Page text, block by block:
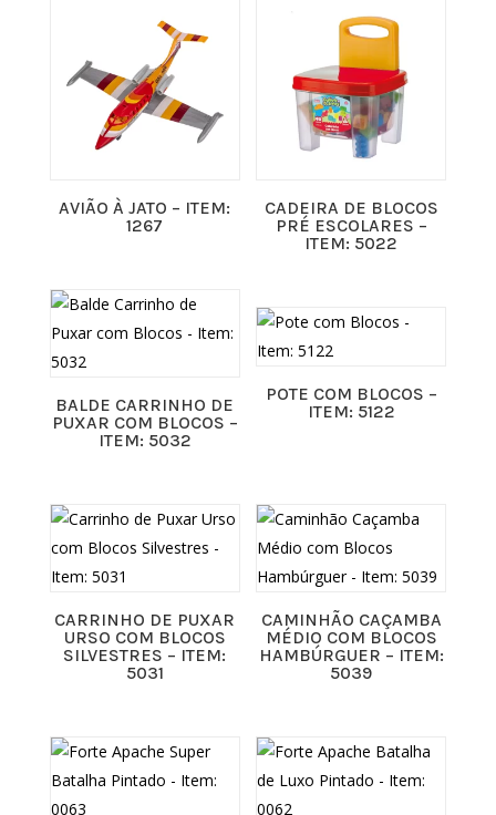
AVIÃO À JATO – ITEM:
1267
CADEIRA DE BLOCOS
PRÉ ESCOLARES –
ITEM: 5022
BALDE CARRINHO DE
PUXAR COM BLOCOS –
ITEM: 5032
POTE COM BLOCOS –
ITEM: 5122
CARRINHO DE PUXAR
URSO COM BLOCOS
SILVESTRES – ITEM:
5031
CAMINHÃO CAÇAMBA
MÉDIO COM BLOCOS
HAMBÚRGUER – ITEM:
5039